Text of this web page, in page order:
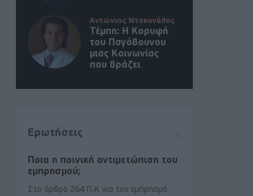
Αντώνιος Ντακανάλης
Τέμπη: Η Κορυφή
του Παγόβουνου
μιας Κοινωνίας
που βράζει
Ερωτήσεις
Ποια η ποινική αντιμετώπιση του
εμπρησμού;
Στο άρθρο 264 Π.Κ για τον εμπρησμό